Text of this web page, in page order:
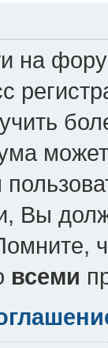
на
может
Вы
всеми